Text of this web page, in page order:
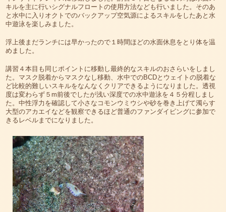
キルを主に行いシグナルフロートの使用方法なども行いました。そのあ
と水中に入りオクトでのバックアップ空気源によるスキルをしたあと水
中遊泳を楽しみました。
浮上後まだランチには早かったので１時間ほどの水面休息をとり体を温
めました。
講習４本目も同じポイントに移動し最終的なスキルのおさらいをしまし
た。マスク脱着からマスクなし移動、水中でのBCDとウェイトの脱着な
ど比較的難しいスキルをなんなくクリアできるようになりました。透視
度は変わらず５m前後でしたが浅い深度での水中遊泳を４５分程しまし
た。中性浮力を確認して小さなコモンウミウシや砂を巻き上げて濁らす
大型のアカエイなどを観察できるほど普通のファンダイビングに参加で
きるレベルまでになりました。